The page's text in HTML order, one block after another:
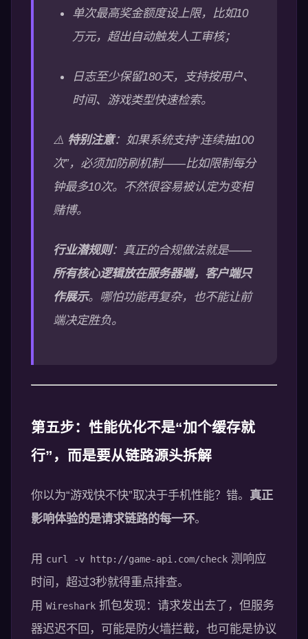
单次最高奖金额度设上限，比如10
万元，超出自动触发人工审核；
日志至少保留180天，支持按用户、
时间、游戏类型快速检索。
⚠️ 特别注意：如果系统支持“连续抽100
次”，必须加防刷机制——比如限制每分
钟最多10次。不然很容易被认定为变相
赌博。
行业潜规则：真正的合规做法就是——
所有核心逻辑放在服务器端，客户端只
作展示。哪怕功能再复杂，也不能让前
端决定胜负。
第五步：性能优化不是“加个缓存就
行”，而是要从链路源头拆解
你以为“游戏快不快”取决于手机性能？错。 真正
影响体验的是请求链路的每一环。
用 curl -v http://game-api.com/check 测响应
时间，超过3秒就得重点排查。
用 Wireshark 抓包发现：请求发出去了，但服务
器迟迟不回，可能是防火墙拦截，也可能是协议